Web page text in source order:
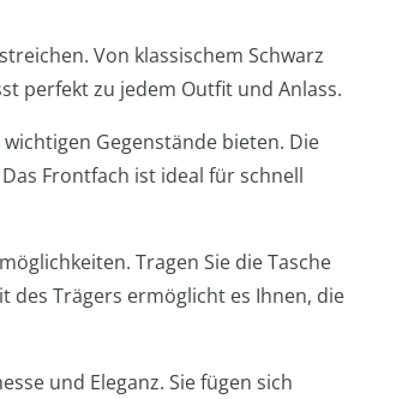
Von klassischem Schwarz
perfekt zu jedem Outfit und Anlass.
Gegenstände bieten. Die
Frontfach ist ideal für schnell
Tragen Sie die Tasche
des Trägers ermöglicht es Ihnen, die
und Eleganz. Sie fügen sich